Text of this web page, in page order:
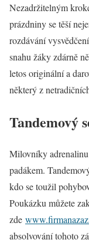
Nezadržitelným
prázdniny se těší
rozdávání
snahu žáky zdárně
letos originální a
některý z
Tandemový
Milovníky adrenalinu
padákem.
kdo se toužil
Poukázku můžete
zde
absolvování tohoto